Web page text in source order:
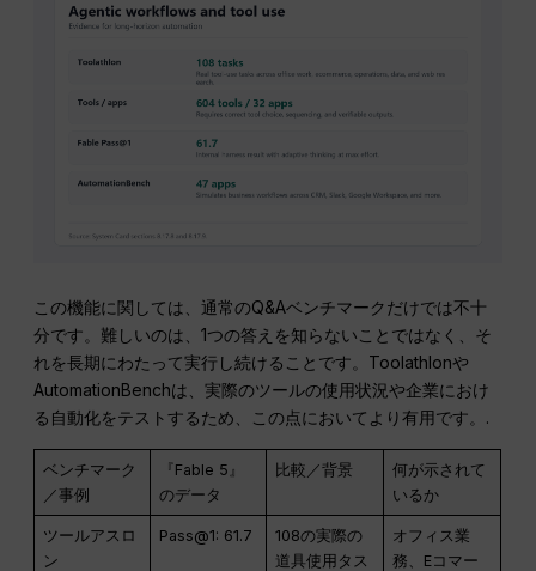
この機能に関しては、通常のQ&Aベンチマークだけでは不十
分です。難しいのは、1つの答えを知らないことではなく、そ
れを長期にわたって実行し続けることです。Toolathlonや
AutomationBenchは、実際のツールの使用状況や企業におけ
る自動化をテストするため、この点においてより有用です。.
ベンチマーク
／事例
『Fable 5』
のデータ
比較／背景
何が示されて
いるか
ツールアスロ
ン
Pass@1: 61.7
108の実際の
道具使用タス
オフィス業
務、Eコマー